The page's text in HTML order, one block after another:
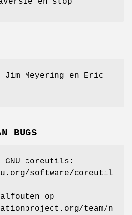
Jim Meyering en Eric
BUGS
coreutils:
software/coreutil
op
team/n